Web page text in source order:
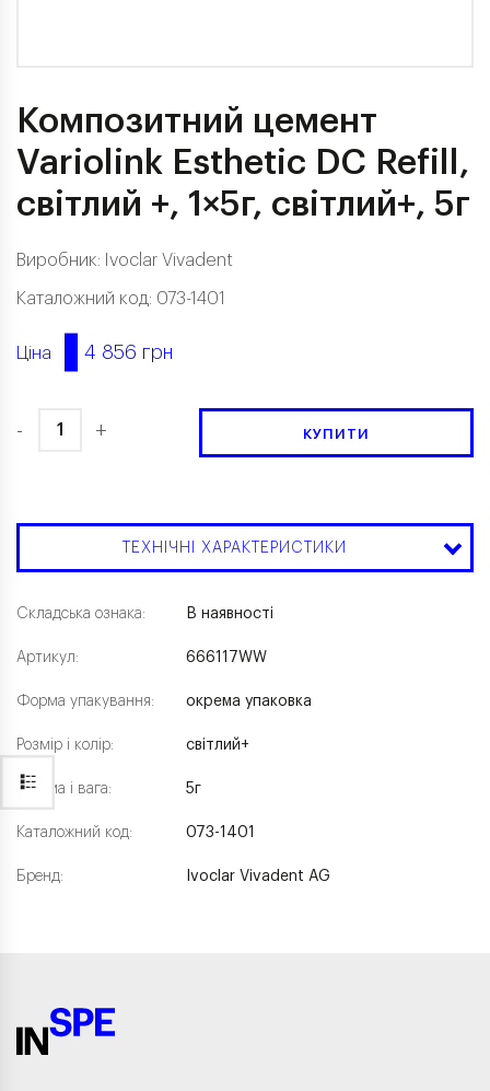
Композитний цемент
Variolink Esthetic DC Refill,
світлий +, 1×5г, світлий+, 5г
Виробник: Ivoclar Vivadent
Каталожний код: 073-1401
Ціна 4 856 грн
- + КУПИТИ
ТЕХНІЧНІ ХАРАКТЕРИСТИКИ
Складська ознака:
Артикул:
Форма упакування:
Розмір і колір:
Форма і вага:
Каталожний код:
Бренд:
В наявності
666117WW
окрема упаковка
світлий+
5г
073-1401
Ivoclar Vivadent AG